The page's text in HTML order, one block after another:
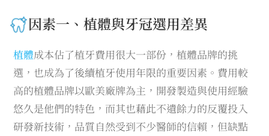
因素一、植體與牙冠選用差異
植體成本佔了植牙費用很大一部份，植體品牌的挑
選，也成為了後續植牙使用年限的重要因素。費用較
高的植體品牌以歐美廠牌為主，開發製造與使用經驗
悠久是他們的特色，而其也藉此不遺餘力的反覆投入
研發新技術，品質自然受到不少醫師的信賴，但缺點